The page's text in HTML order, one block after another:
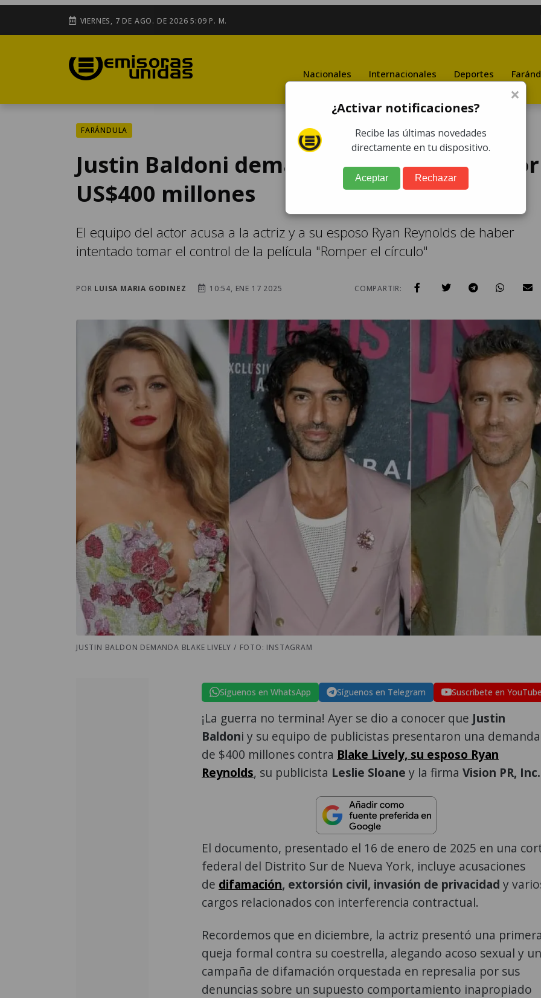
VIERNES, 7 DE AGO. DE 2026 5:09 P. M.
Nacionales Internacionales Deportes
FARÁNDULA
Justin Baldoni demanda a Blake Lively por
US$400 millones
El equipo del actor acusa a la actriz y a su esposo Ryan Reynolds de haber
intentado tomar el control de la película "Romper el círculo"
POR LUISA MARIA GODINEZ 10:54, ENE 17 2025 COMPARTIR:
JUSTIN BALDON DEMANDA BLAKE LIVELY / FOTO: INSTAGRAM
Síguenos en WhatsApp Síguenos en Telegram Suscríbete en
¡La guerra no termina! Ayer se dio a conocer que Justin
Baldoni y su equipo de publicistas presentaron una demanda
de $400 millones contra Blake Lively, su esposo Ryan
Reynolds, su publicista Leslie Sloane y la firma Vision PR, Inc.
El documento, presentado el 16 de enero de 2025 en una
federal del Distrito Sur de Nueva York, incluye acusaciones
de difamación, extorsión civil, invasión de privacidad y
cargos relacionados con interferencia contractual.
Recordemos que en diciembre, la actriz presentó una
queja formal contra su coestrella, alegando acoso sexual y
campaña de difamación orquestada en represalia por sus
denuncias sobre un supuesto comportamiento inapropiado
×
¿Activar notificaciones?
Recibe las últimas novedades
directamente en tu dispositivo.
Aceptar Rechazar